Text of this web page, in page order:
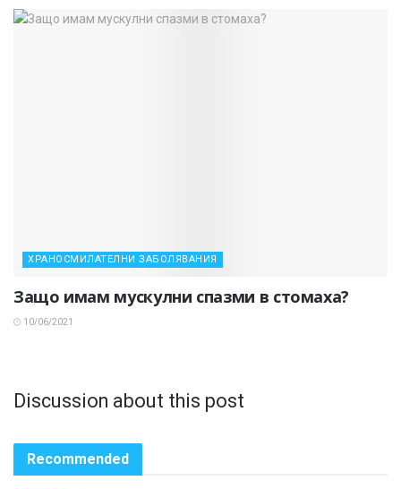
ХРАНОСМИЛАТЕЛНИ ЗАБОЛЯВАНИЯ
Защо имам мускулни спазми в стомаха?
10/06/2021
Discussion about this post
Recommended